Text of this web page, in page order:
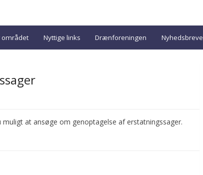
området Nyttige links Drænforeningen Nyhedsbreve
at ansøge om genoptagelse af erstatningssager.